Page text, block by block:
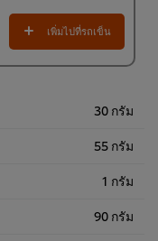
เพิ่มไปที่รถเข็น
30 กรัม
55 กรัม
1 กรัม
90 กรัม